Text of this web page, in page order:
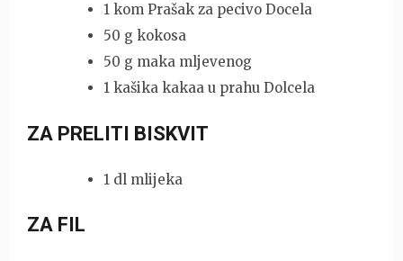
1 kom Prašak za pecivo Docela
50 g kokosa
50 g maka mljevenog
1 kašika kakaa u prahu Dolcela
ZA PRELITI BISKVIT
1 dl mlijeka
ZA FIL